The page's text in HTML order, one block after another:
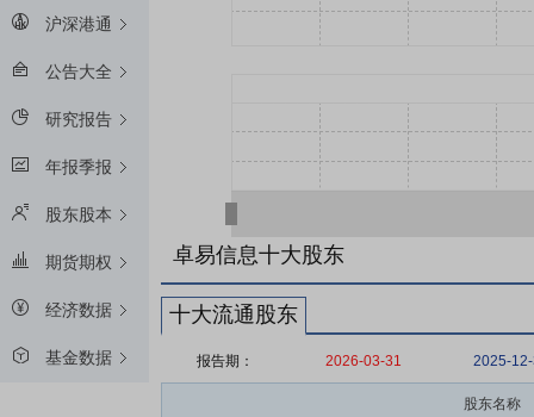
沪深港通
公告大全
研究报告
年报季报
股东股本
期货期权
经济数据
基金数据
卓易信息十大股东
十大流通股东
报告期： 2026-03-31 2025-
股东名称